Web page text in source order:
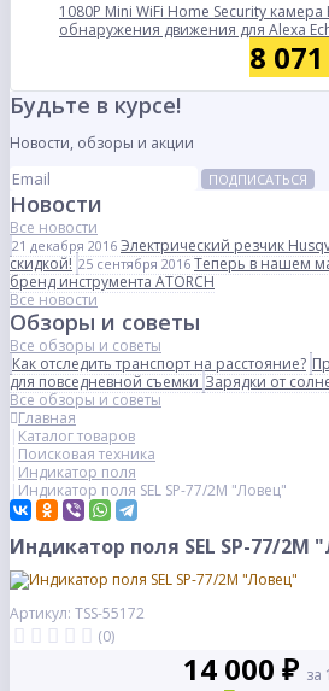
1080P Mini WiFi Home Security
обнаружения движения для Alexa
8 071
Будьте в курсе!
Новости, обзоры и акции
ПОДПИСАТЬСЯ
Новости
Все новости
21 декабря 2016 Электрический резчик
скидкой! 25 сентября 2016 Теперь в нашем
бренд инструмента ATORCH
Все новости
Обзоры и советы
Все обзоры и советы
Как отследить транспорт на расстояние?
для повседневной съемкиЗарядки от
Все обзоры и советы
Главная
Каталог товаров
Поисковая техника
Индикатор поля
Индикатор поля SEL SP-77/2M "Ловец"
Индикатор поля SEL SP-77/2M
Артикул: TSS-55172
(0)
14 000 ₽ за